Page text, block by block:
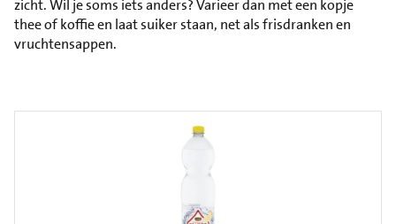
zicht. Wil je soms iets anders? Varieer dan met een kopje
thee of koffie en laat suiker staan, net als frisdranken en
vruchtensappen.